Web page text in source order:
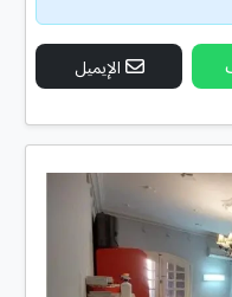
الإيميل